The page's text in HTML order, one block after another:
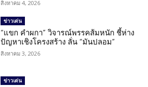
สิงหาคม 4, 2026
ข่าวเด่น
“แขก คำผกา” วิจารณ์พรรคส้มหนัก ชี้ห่าง
ปัญหาเชิงโครงสร้าง ลั่น “มันปลอม”
สิงหาคม 3, 2026
ข่าวเด่น